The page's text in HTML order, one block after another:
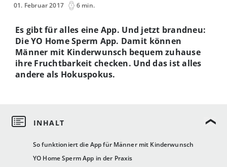
01. Februar 2017 6 min.
So funktioniert die App für Männer mit Kinderwunsch
YO Home Sperm App in der Praxis
Es gibt für alles eine App. Und jetzt brandneu:
Die YO Home Sperm App. Damit können
Männer mit Kinderwunsch bequem zuhause
ihre Fruchtbarkeit checken. Und das ist alles
andere als Hokuspokus.